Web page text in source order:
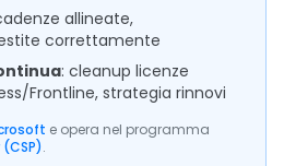
allineate,
correttamente
: cleanup licenze
Frontline, strategia rinnovi
e opera nel programma
.